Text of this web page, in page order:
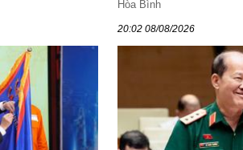
Hòa Bình
20:02 08/08/2026